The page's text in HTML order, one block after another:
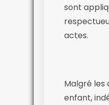
sont
actes.
Malgré
enfant,